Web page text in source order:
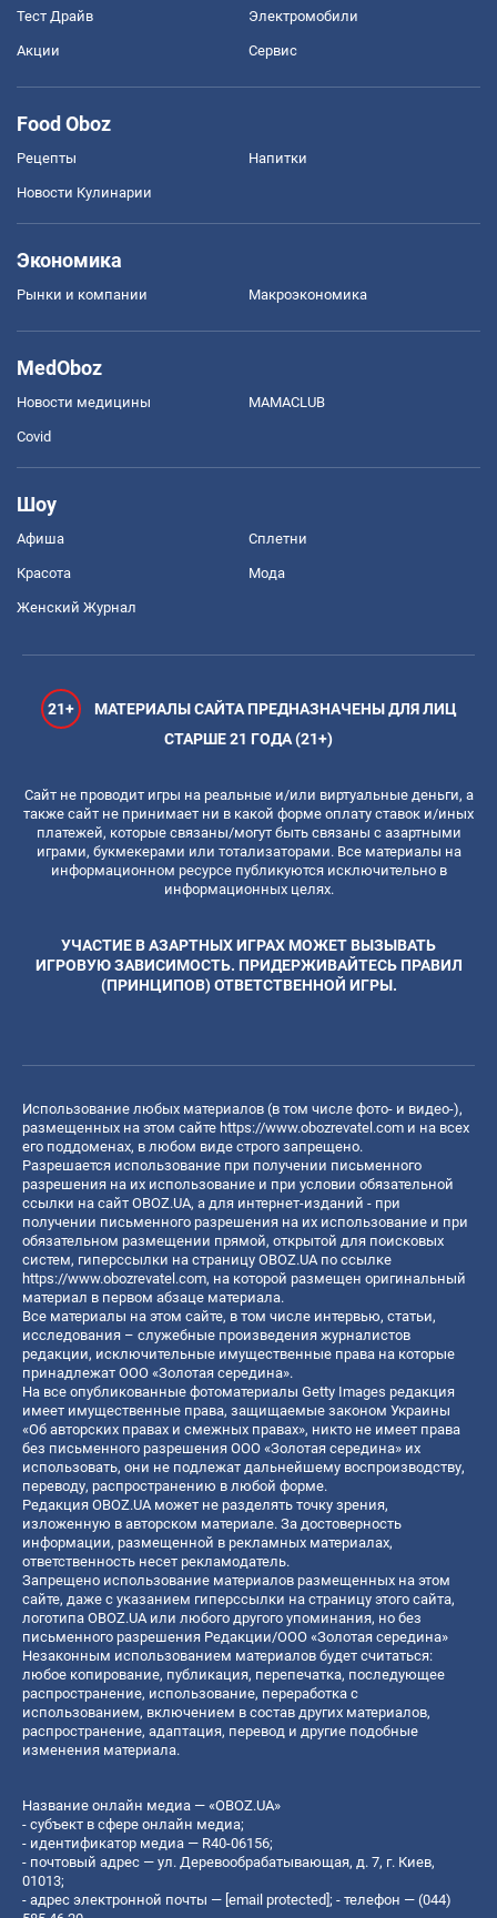
Тест Драйв Электромобили
Акции Сервис
Food Oboz
Рецепты Напитки
Новости Кулинарии
Экономика
Рынки и компании Mакроэкономика
MedOboz
Новости медицины MAMACLUB
Covid
Шоу
Афиша Сплетни
Красота Мода
Женский Журнал
21+
МАТЕРИАЛЫ САЙТА ПРЕДНАЗНАЧЕНЫ ДЛЯ ЛИЦ
СТАРШЕ 21 ГОДА (21+)
Сайт не проводит игры на реальные и/или виртуальные деньги, а
также сайт не принимает ни в какой форме оплату ставок и/иных
платежей, которые связаны/могут быть связаны с азартными
играми, букмекерами или тотализаторами. Все материалы на
информационном ресурсе публикуются исключительно в
информационных целях.
УЧАСТИЕ В АЗАРТНЫХ ИГРАХ МОЖЕТ ВЫЗЫВАТЬ
ИГРОВУЮ ЗАВИСИМОСТЬ. ПРИДЕРЖИВАЙТЕСЬ ПРАВИЛ
(ПРИНЦИПОВ) ОТВЕТСТВЕННОЙ ИГРЫ.
Использование любых материалов (в том числе фото- и видео-),
размещенных на этом сайте https://www.obozrevatel.com и на всех
его поддоменах, в любом виде строго запрещено.
Разрешается использование при получении письменного
разрешения на их использование и при условии обязательной
ссылки на сайт OBOZ.UA, а для интернет-изданий - при
получении письменного разрешения на их использование и при
обязательном размещении прямой, открытой для поисковых
систем, гиперссылки на страницу OBOZ.UA по ссылке
https://www.obozrevatel.com, на которой размещен оригинальный
материал в первом абзаце материала.
Все материалы на этом сайте, в том числе интервью, статьи,
исследования – служебные произведения журналистов
редакции, исключительные имущественные права на которые
принадлежат ООО «Золотая середина».
На все опубликованные фотоматериалы Getty Images редакция
имеет имущественные права, защищаемые законом Украины
«Об авторских правах и смежных правах», никто не имеет права
без письменного разрешения ООО «Золотая середина» их
использовать, они не подлежат дальнейшему воспроизводству,
переводу, распространению в любой форме.
Редакция OBOZ.UA может не разделять точку зрения,
изложенную в авторском материале. За достоверность
информации, размещенной в рекламных материалах,
ответственность несет рекламодатель.
Запрещено использование материалов размещенных на этом
сайте, даже с указанием гиперссылки на страницу этого сайта,
логотипа OBOZ.UA или любого другого упоминания, но без
письменного разрешения Редакции/ООО «Золотая середина»
Незаконным использованием материалов будет считаться:
любое копирование, публикация, перепечатка, последующее
распространение, использование, переработка с
использованием, включением в состав других материалов,
распространение, адаптация, перевод и другие подобные
изменения материала.
Название онлайн медиа — «OBOZ.UA»
- субъект в сфере онлайн медиа;
- идентификатор медиа — R40-06156;
- почтовый адрес — ул. Деревообрабатывающая, д. 7, г. Киев,
01013;
- адрес электронной почты — [email protected]; - телефон — (044)